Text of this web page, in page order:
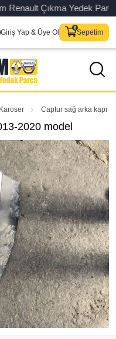
Renault Çıkma Yedek
Giriş Yap & Üye Ol Sepetim
Captur sağ arka kapı
2020 model